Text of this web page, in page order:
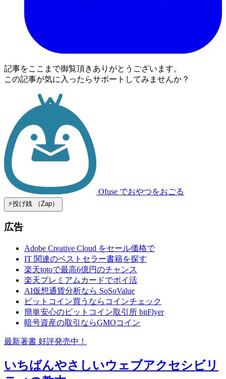
記事をここまで御覧頂きありがとうございます。
この記事が気に入ったらサポートしてみませんか？
Ofuse でおやつをおごる
⚡️投げ銭 （Zap）
広告
Adobe Creative Cloud をセール価格で
IT 関連のベストセラー書籍を探す
楽天totoで最高6億円のチャンス
楽天プレミアムカードでポイ活
AI仮想通貨分析なら SoSoValue
ビットコイン買うならコインチェック
簡単安心のビットコイン取引所 bitFlyer
暗号資産の取引ならGMOコイン
最新著書 好評発売中！
いちばんやさしいウェブアクセシビリ